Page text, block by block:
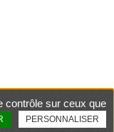
contrôle sur ceux que
PERSONNALISER